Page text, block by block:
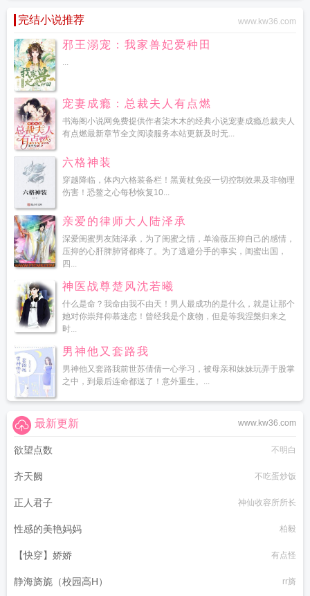
完结小说推荐 www.kw36.com
邪王溺宠：我家兽妃爱种田
...
宠妻成瘾：总裁夫人有点燃
书海阁小说网免费提供作者柒木木的经典小说宠妻成瘾总裁夫人
有点燃最新章节全文阅读服务本站更新及时无...
六格神装
穿越降临，体内六格装备栏！黑黄杖免疫一切控制效果及非物理
伤害！恐鳌之心每秒恢复10...
亲爱的律师大人陆泽承
深爱闺蜜男友陆泽承，为了闺蜜之情，单渝薇压抑自己的感情，
压抑的心肝脾肺肾都疼了。为了逃避分手的事实，闺蜜出国，
四...
神医战尊楚风沈若曦
什么是命？我命由我不由天！男人最成功的是什么，就是让那个
她对你崇拜仰慕迷恋！曾经我是个废物，但是等我涅槃归来之
时...
男神他又套路我
男神他又套路我前世苏倩倩一心学习，被母亲和妹妹玩弄于股掌
之中，到最后连命都送了！意外重生。...
www.kw36.com
最新更新
欲望点数 不明白
齐天阙 不吃蛋炒饭
正人君子 神仙收容所所长
性感的美艳妈妈 柏毅
【快穿】娇娇 有点怪
静海旖旎（校园高H） rr旖